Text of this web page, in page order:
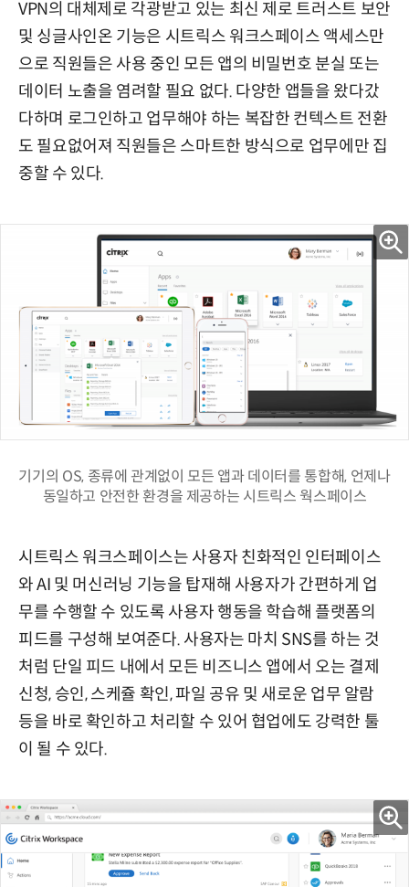
VPN의 대체제로 각광받고 있는 최신 제로 트러스트 보안
및 싱글사인온 기능은 시트릭스 워크스페이스 액세스만
으로 직원들은 사용 중인 모든 앱의 비밀번호 분실 또는
데이터 노출을 염려할 필요 없다. 다양한 앱들을 왔다갔
다하며 로그인하고 업무해야 하는 복잡한 컨텍스트 전환
도 필요없어져 직원들은 스마트한 방식으로 업무에만 집
중할 수 있다.
기기의 OS, 종류에 관계없이 모든 앱과 데이터를 통합해, 언제나
동일하고 안전한 환경을 제공하는 시트릭스 웍스페이스
시트릭스 워크스페이스는 사용자 친화적인 인터페이스
와 AI 및 머신러닝 기능을 탑재해 사용자가 간편하게 업
무를 수행할 수 있도록 사용자 행동을 학습해 플랫폼의
피드를 구성해 보여준다. 사용자는 마치 SNS를 하는 것
처럼 단일 피드 내에서 모든 비즈니스 앱에서 오는 결제
신청, 승인, 스케쥴 확인, 파일 공유 및 새로운 업무 알람
등을 바로 확인하고 처리할 수 있어 협업에도 강력한 툴
이 될 수 있다.